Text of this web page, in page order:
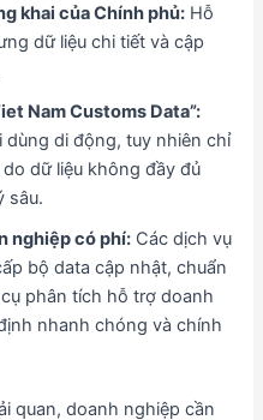
khai của Chính phủ: Hỗ
dữ liệu chi tiết và cập
Nam Customs Data”:
dùng di động, tuy nhiên chỉ
dữ liệu không đầy đủ
sâu.
nghiệp có phí: Các dịch vụ
bộ data cập nhật, chuẩn
phân tích hỗ trợ doanh
nhanh chóng và chính
quan, doanh nghiệp cần